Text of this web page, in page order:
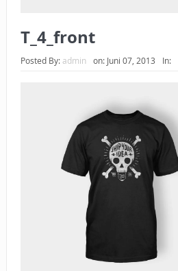
T_4_front
Posted By: admin on: Juni 07, 2013 In: